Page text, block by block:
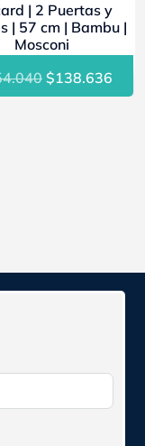
| 2 Puertas y
| 57 cm | Bambu |
Mosconi
El
precio
$138.636